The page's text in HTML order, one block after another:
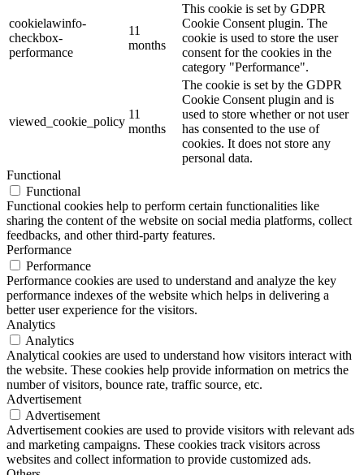
cookielawinfo-
checkbox-
performance
11
months
This cookie is set by GDPR
Cookie Consent plugin. The
cookie is used to store the user
consent for the cookies in the
category "Performance".
viewed_cookie_policy
11
months
The cookie is set by the GDPR
Cookie Consent plugin and is
used to store whether or not user
has consented to the use of
cookies. It does not store any
personal data.
Functional
Functional
Functional cookies help to perform certain functionalities like
sharing the content of the website on social media platforms, collect
feedbacks, and other third-party features.
Performance
Performance
Performance cookies are used to understand and analyze the key
performance indexes of the website which helps in delivering a
better user experience for the visitors.
Analytics
Analytics
Analytical cookies are used to understand how visitors interact with
the website. These cookies help provide information on metrics the
number of visitors, bounce rate, traffic source, etc.
Advertisement
Advertisement
Advertisement cookies are used to provide visitors with relevant ads
and marketing campaigns. These cookies track visitors across
websites and collect information to provide customized ads.